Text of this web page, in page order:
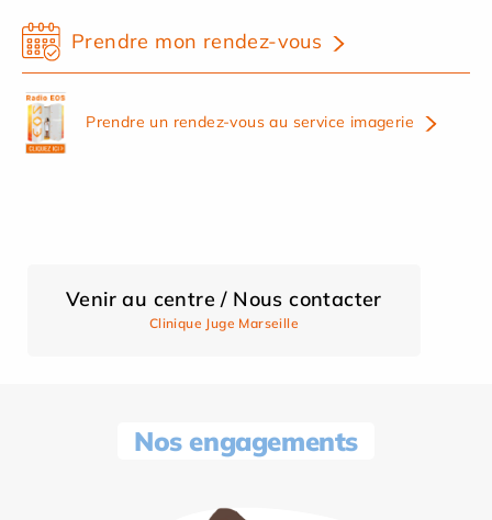
Prendre mon rendez-vous
Prendre un rendez-vous au service imagerie
Venir au centre / Nous contacter
Clinique Juge Marseille
Nos engagements